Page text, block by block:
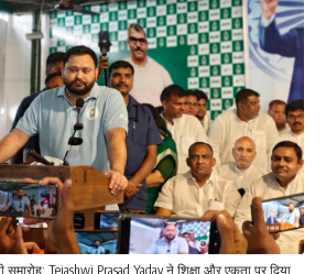
Tejashwi Prasad Yadav ने शिक्षा और एकता पर दिया